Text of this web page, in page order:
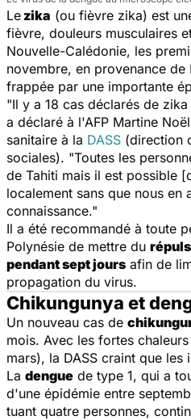
Le zika (ou fièvre zika) est
fièvre, douleurs musculaires
Nouvelle-Calédonie, les
novembre, en provenance de
frappée par une importante
"Il y a 18 cas déclarés de
a déclaré à l'AFP Martine
sanitaire à la DASS (direction
sociales). "Toutes les
de Tahiti mais il est possible
localement sans que nous en
connaissance."
Il a été recommandé à toute
Polynésie de mettre du
pendant sept jours afin de
propagation du virus.
Chikungunya et
Un nouveau cas de
mois. Avec les fortes
mars), la DASS craint que
La dengue de type 1, qui a
d'une épidémie entre
tuant quatre personnes,